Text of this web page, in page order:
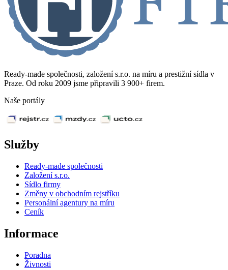
Ready-made společnosti, založení s.r.o. na míru a prestižní sídla v
Praze. Od roku 2009 jsme připravili 3 900+ firem.
Naše portály
Služby
Ready-made společnosti
Založení s.r.o.
Sídlo firmy
Změny v obchodním rejstříku
Personální agentury na míru
Ceník
Informace
Poradna
Živnosti